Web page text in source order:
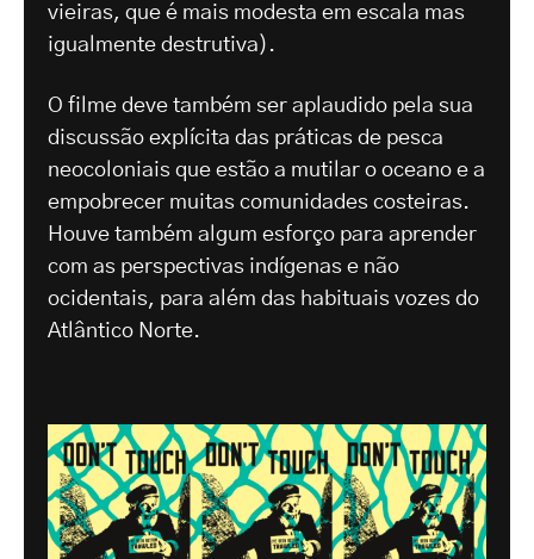
vieiras, que é mais modesta em escala mas
igualmente destrutiva).
O filme deve também ser aplaudido pela sua
discussão explícita das práticas de pesca
neocoloniais que estão a mutilar o oceano e a
empobrecer muitas comunidades costeiras.
Houve também algum esforço para aprender
com as perspectivas indígenas e não
ocidentais, para além das habituais vozes do
Atlântico Norte.